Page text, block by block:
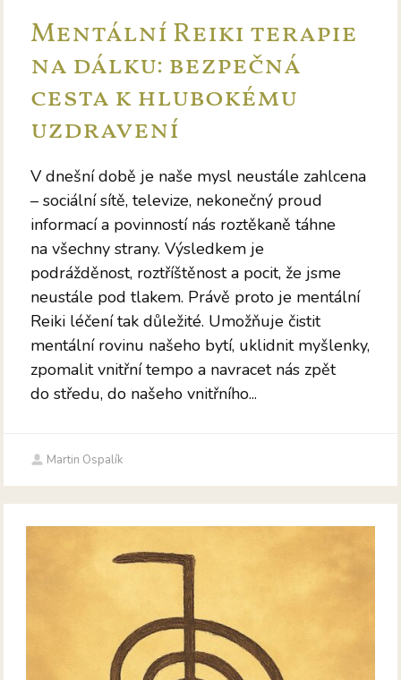
Mentální Reiki terapie
na dálku: bezpečná
cesta k hlubokému
uzdravení
V dnešní době je naše mysl neustále zahlcena
– sociální sítě, televize, nekonečný proud
informací a povinností nás roztěkaně táhne
na všechny strany. Výsledkem je
podrážděnost, roztříštěnost a pocit, že jsme
neustále pod tlakem. Právě proto je mentální
Reiki léčení tak důležité. Umožňuje čistit
mentální rovinu našeho bytí, uklidnit myšlenky,
zpomalit vnitřní tempo a navracet nás zpět
do středu, do našeho vnitřního...
Martin Ospalík